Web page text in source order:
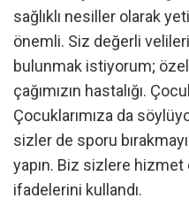
sağlıklı nesiller olarak
önemli. Siz değerli
bulunmak istiyorum;
çağımızın hastalığı.
Çocuklarımıza da
sizler de sporu
yapın. Biz sizlere
ifadelerini kullandı.